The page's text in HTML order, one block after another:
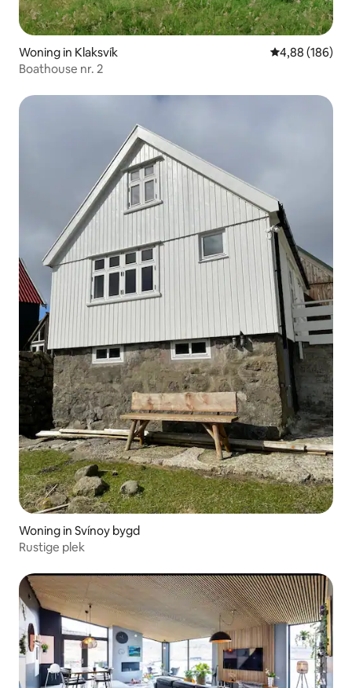
Woning in Klaksvík Gemiddelde
4,88 (186)
Boathouse nr. 2
Woning in Svínoy bygd
Rustige plek